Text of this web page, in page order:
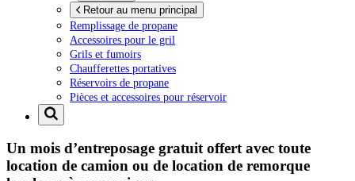
Retour au menu principal
Remplissage de propane
Accessoires pour le gril
Grils et fumoirs
Chaufferettes portatives
Réservoirs de propane
Pièces et accessoires pour réservoir
Un mois d’entreposage gratuit offert avec toute
location de camion ou de location de remorque